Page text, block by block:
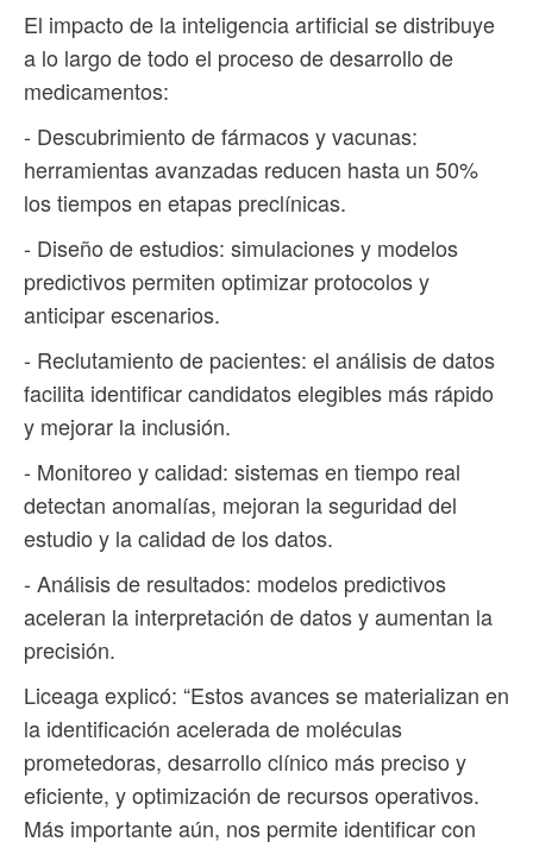
El impacto de la inteligencia artificial se distribuye
a lo largo de todo el proceso de desarrollo de
medicamentos:
- Descubrimiento de fármacos y vacunas:
herramientas avanzadas reducen hasta un 50%
los tiempos en etapas preclínicas.
- Diseño de estudios: simulaciones y modelos
predictivos permiten optimizar protocolos y
anticipar escenarios.
- Reclutamiento de pacientes: el análisis de datos
facilita identificar candidatos elegibles más rápido
y mejorar la inclusión.
- Monitoreo y calidad: sistemas en tiempo real
detectan anomalías, mejoran la seguridad del
estudio y la calidad de los datos.
- Análisis de resultados: modelos predictivos
aceleran la interpretación de datos y aumentan la
precisión.
Liceaga explicó: “Estos avances se materializan en
la identificación acelerada de moléculas
prometedoras, desarrollo clínico más preciso y
eficiente, y optimización de recursos operativos.
Más importante aún, nos permite identificar con